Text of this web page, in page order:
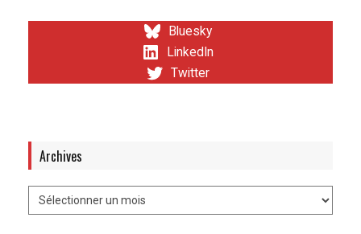
Bluesky
LinkedIn
Twitter
Archives